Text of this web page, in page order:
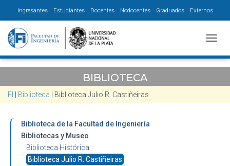
Ingresantes Estudiantes Docentes Nodocentes Graduados Externos
BIBLIOTECA
FI Biblioteca Biblioteca Julio R. Castiñeiras
Biblioteca de la Facultad de Ingeniería
Bibliotecas y Museo
Biblioteca Histórica
Biblioteca Julio R. Castiñeiras